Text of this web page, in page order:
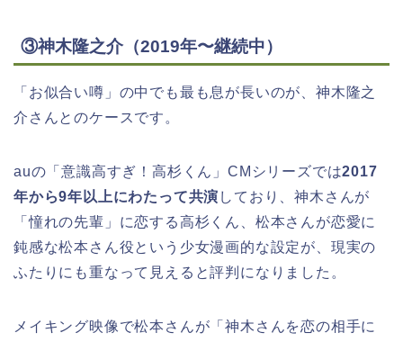
③神木隆之介（2019年〜継続中）
「お似合い噂」の中でも最も息が長いのが、神木隆之
介さんとのケースです。
auの「意識高すぎ！高杉くん」CMシリーズでは2017
年から9年以上にわたって共演 しており、神木さんが
「憧れの先輩」に恋する高杉くん、松本さんが恋愛に
鈍感な松本さん役という少女漫画的な設定が、現実の
ふたりにも重なって見えると評判になりました。
メイキング映像で松本さんが「神木さんを恋の相手に